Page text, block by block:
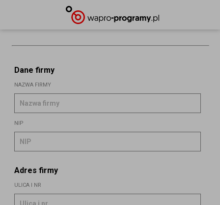
Dane firmy
Nazwa firmy
NIP
Adres firmy
Ulica i nr